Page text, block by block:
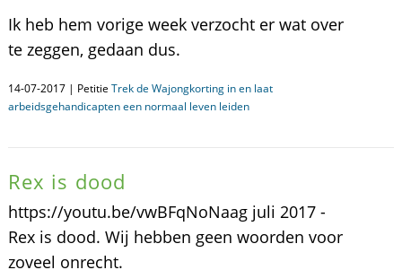
Ik heb hem vorige week verzocht er wat over
te zeggen, gedaan dus.
14-07-2017 | Petitie Trek de Wajongkorting in en laat
arbeidsgehandicapten een normaal leven leiden
Rex is dood
https://youtu.be/vwBFqNoNaag juli 2017 -
Rex is dood. Wij hebben geen woorden voor
zoveel onrecht.